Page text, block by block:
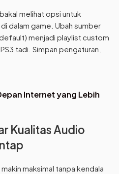
melihat opsi untuk
dalam game. Ubah sumber
menjadi playlist custom
tadi. Simpan pengaturan,
Internet yang Lebih
Kualitas Audio
maksimal tanpa kendala